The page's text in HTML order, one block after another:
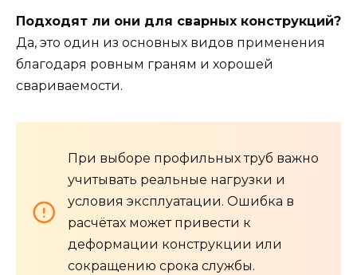
Подходят ли они для сварных конструкций?
Да, это один из основных видов применения
благодаря ровным граням и хорошей
свариваемости.
При выборе профильных труб важно
учитывать реальные нагрузки и
условия эксплуатации. Ошибка в
расчётах может привести к
деформации конструкции или
сокращению срока службы.